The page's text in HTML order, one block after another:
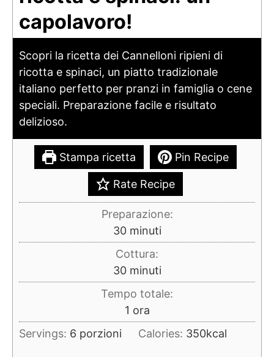
capolavoro!
Scopri la ricetta dei Cannelloni ripieni di
ricotta e spinaci, un piatto tradizionale
italiano perfetto per pranzi in famiglia o cene
speciali. Preparazione facile e risultato
delizioso.
Stampa ricetta Pin Recipe
Rate Recipe
Preparazione:
30minuti
minuti
Cottura:
30minuti
minuti
Tempo totale:
1 ora
ora
Servings: 6 porzioni Calories: 350kcal